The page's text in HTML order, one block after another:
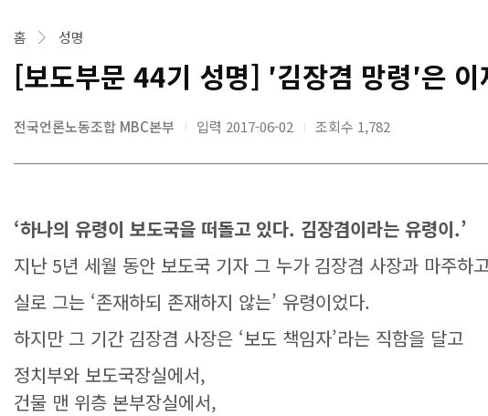
홈 성명
[보도부문 44기 성명] ′김장겸 망령′은
전국언론노동조합 MBC본부 입력 2017-06-02 조회수 1,782
‘하나의 유령이 보도국을 떠돌고 있다. 김장겸이라는 유령이.’
지난 5년 세월 동안 보도국 기자 그 누가 김장겸 사장과 마주하
실로 그는 ‘존재하되 존재하지 않는’ 유령이었다.
하지만 그 기간 김장겸 사장은 ‘보도 책임자’라는 직함을 달고
정치부와 보도국장실에서,
건물 맨 위층 본부장실에서,